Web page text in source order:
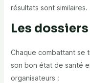
résultats sont
Les
Chaque combattant se
son bon état de santé
organisateurs :